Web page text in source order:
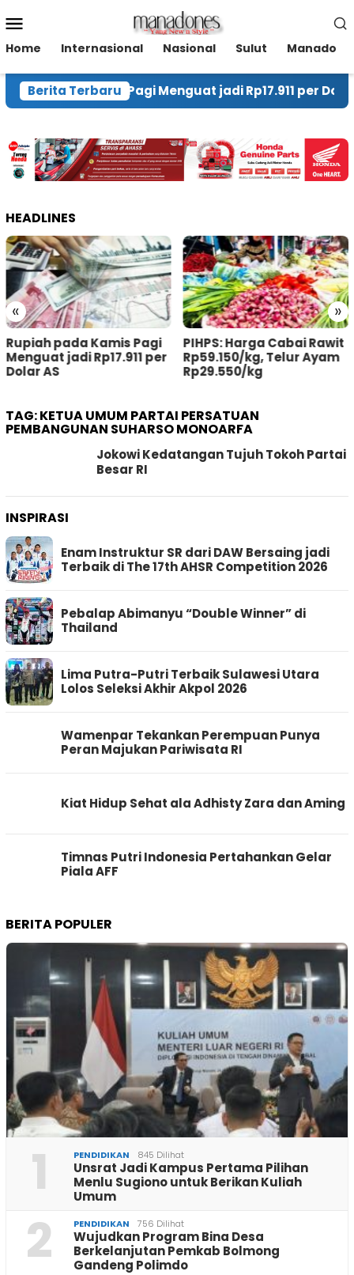
ke
kontenMobile
Home Internasional Nasional Sulut Manado
Berita Terbaru
pada Kamis Pagi Menguat jadi Rp17.911 per Dolar AS
HEADLINES
« »
pada Kamis Pagi
jadi Rp17.911 per
AS
PIHPS: Harga Cabai Rawit
Rp59.150/kg, Telur Ayam
Rp29.550/kg
TAG:KETUA UMUM PARTAI PERSATUAN
PEMBANGUNAN SUHARSO MONOARFA
Jokowi Kedatangan Tujuh Tokoh Partai
Besar RI
INSPIRASI
Enam Instruktur SR dari DAW Bersaing jadi
Terbaik di The 17th AHSR Competition 2026
Pebalap Abimanyu “Double Winner” di
Thailand
Lima Putra-Putri Terbaik Sulawesi Utara
Lolos Seleksi Akhir Akpol 2026
Wamenpar Tekankan Perempuan Punya
Peran Majukan Pariwisata RI
Kiat Hidup Sehat ala Adhisty Zara dan Aming
Timnas Putri Indonesia Pertahankan Gelar
Piala AFF
BERITA POPULER
1 PENDIDIKAN 845 Dilihat
Unsrat Jadi Kampus Pertama Pilihan
Menlu Sugiono untuk Berikan Kuliah
Umum
2 PENDIDIKAN 756 Dilihat
Wujudkan Program Bina Desa
Berkelanjutan Pemkab Bolmong
Gandeng Polimdo